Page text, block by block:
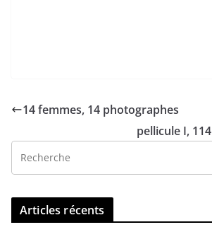
14 femmes, 14 photographes
pellicule I,
Articles récents